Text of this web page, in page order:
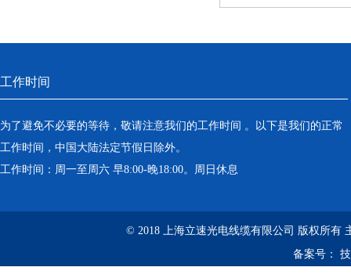
工作时间
为了避免不必要的等待，敬请注意我们的工作时间 。以下是我们的正常
工作时间，中国大陆法定节假日除外。
工作时间：周一至周六 早8:00-晚18:00。周日休息
© 2018 上海立速光电线缆有限公司 版权所有
备案号：